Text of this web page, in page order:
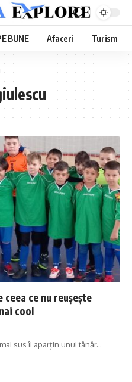
BUNE Afaceri Turism
ceea ce nu reușește
cool
sus îi aparțin unui tânăr...